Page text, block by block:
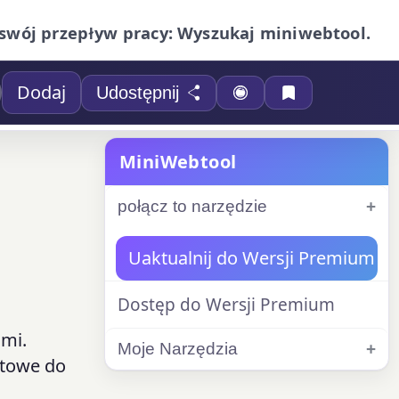
przepływ pracy: Wyszukaj miniwebtool.
Dodaj Udostępnij
do
MiniWebtool
połącz to narzędzie
Uaktualnij do Wersji Premium
Dostęp do Wersji Premium
Moje Narzędzia